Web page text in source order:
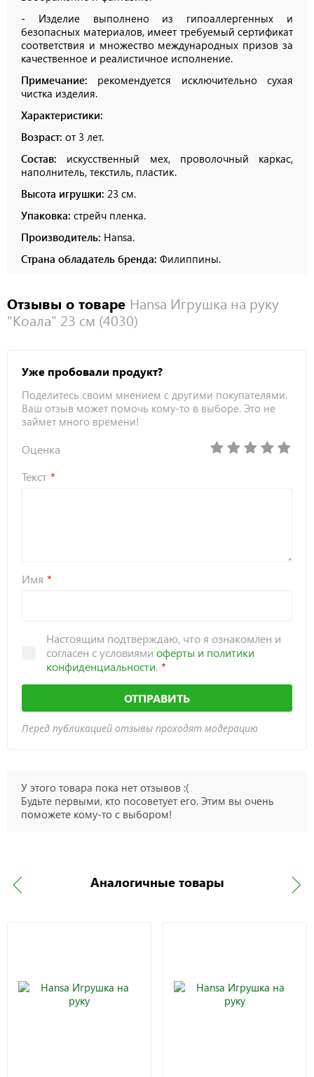
- Изделие выполнено из гипоаллергенных и
безопасных материалов, имеет требуемый сертификат
соответствия и множество международных призов за
качественное и реалистичное исполнение.
Примечание: рекомендуется исключительно сухая
чистка изделия.
Характеристики:
Возраст: от 3 лет.
Состав: искусственный мех, проволочный каркас,
наполнитель, текстиль, пластик.
Высота игрушки: 23 см.
Упаковка: стрейч пленка.
Производитель: Hansa.
Страна обладатель бренда: Филиппины.
Отзывы о товаре Hansa Игрушка на руку
"Коала" 23 см (4030)
Уже пробовали продукт?
Поделитесь своим мнением с другими покупателями.
Ваш отзыв может помочь кому-то в выборе. Это не
займет много времени!
Оценка
Текст
Имя
Настоящим подтверждаю, что я ознакомлен и
согласен с условиями оферты и политики
конфиденциальности.
ОТПРАВИТЬ
Перед публикацией отзывы проходят модерацию
У этого товара пока нет отзывов :(
Будьте первыми, кто посоветует его. Этим вы очень
поможете кому-то с выбором!
Аналогичные товары